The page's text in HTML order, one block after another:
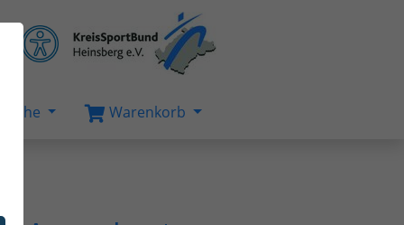
Suche Warenkorb